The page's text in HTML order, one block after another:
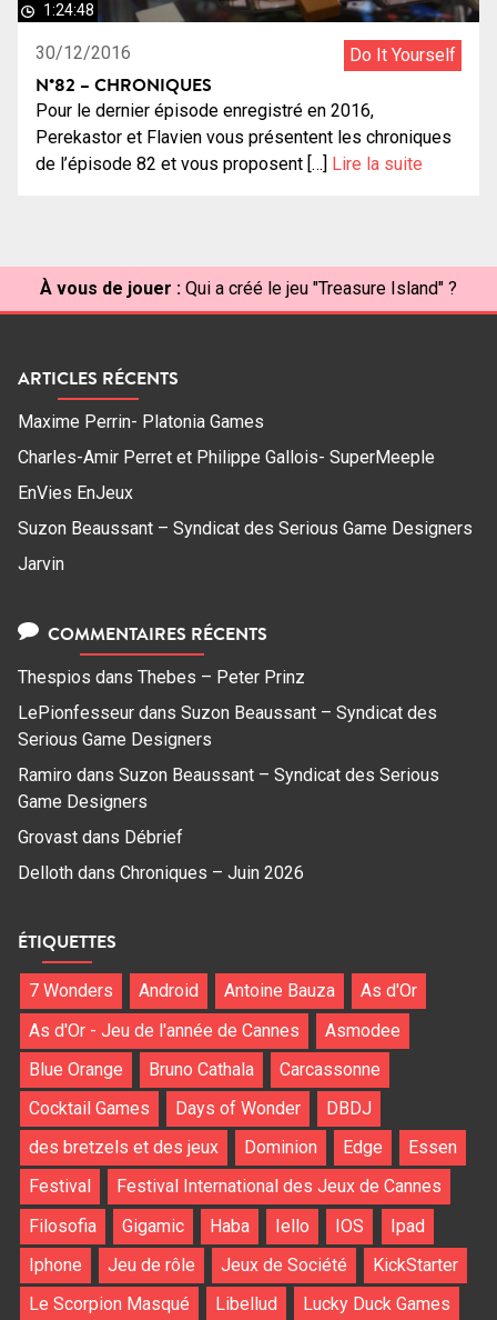
1:24:48
30/12/2016 Do It Yourself
N°82 – CHRONIQUES
Pour le dernier épisode enregistré en 2016,
Perekastor et Flavien vous présentent les chroniques
de l’épisode 82 et vous proposent […] Lire la suite
À vous de jouer : Qui a créé le jeu "Treasure Island" ?
ARTICLES RÉCENTS
Maxime Perrin- Platonia Games
Charles-Amir Perret et Philippe Gallois- SuperMeeple
EnVies EnJeux
Suzon Beaussant – Syndicat des Serious Game Designers
Jarvin
COMMENTAIRES RÉCENTS
Thespios dans Thebes – Peter Prinz
LePionfesseur dans Suzon Beaussant – Syndicat des
Serious Game Designers
Ramiro dans Suzon Beaussant – Syndicat des Serious
Game Designers
Grovast dans Débrief
Delloth dans Chroniques – Juin 2026
ÉTIQUETTES
7 Wonders Android Antoine Bauza
As d'Or
As d'Or - Jeu de l'année de Cannes
Asmodee
Blue Orange
Bruno Cathala
Carcassonne
Cocktail Games
Days of Wonder
DBDJ
des bretzels et des jeux
Dominion Edge
Essen
Festival
Festival International des Jeux de Cannes
Filosofia
Gigamic Haba Iello IOS
Ipad
Iphone
Jeu de rôle Jeux de Société
KickStarter
Le Scorpion Masqué
Libellud Lucky Duck Games